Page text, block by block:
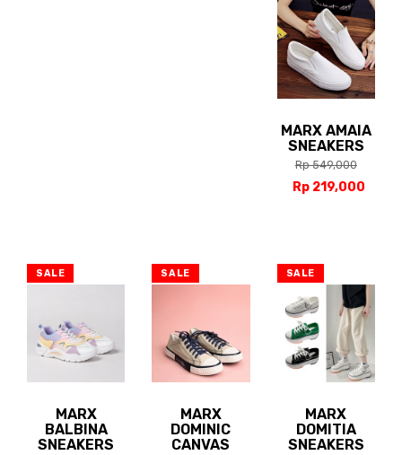
MARX AMAIA
SNEAKERS
Rp 549,000
Rp 219,000
SALE
MARX
BALBINA
SNEAKERS
SALE
MARX
DOMINIC
CANVAS
SALE
MARX
DOMITIA
SNEAKERS